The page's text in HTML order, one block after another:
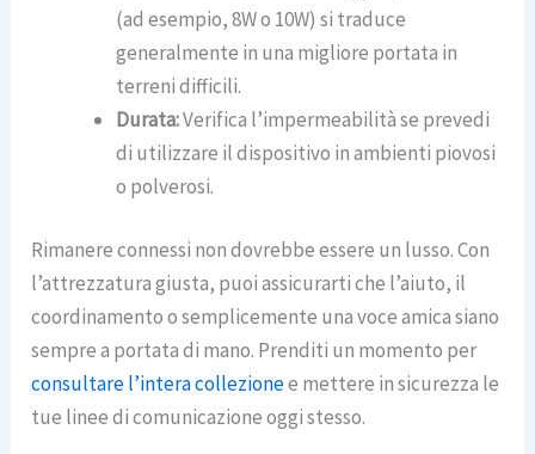
(ad esempio, 8W o 10W) si traduce
generalmente in una migliore portata in
terreni difficili.
Durata:Verifica l’impermeabilità se prevedi
di utilizzare il dispositivo in ambienti piovosi
o polverosi.
Rimanere connessi non dovrebbe essere un lusso. Con
l’attrezzatura giusta, puoi assicurarti che l’aiuto, il
coordinamento o semplicemente una voce amica siano
sempre a portata di mano. Prenditi un momento per
consultare l’intera collezionee mettere in sicurezza le
tue linee di comunicazione oggi stesso.